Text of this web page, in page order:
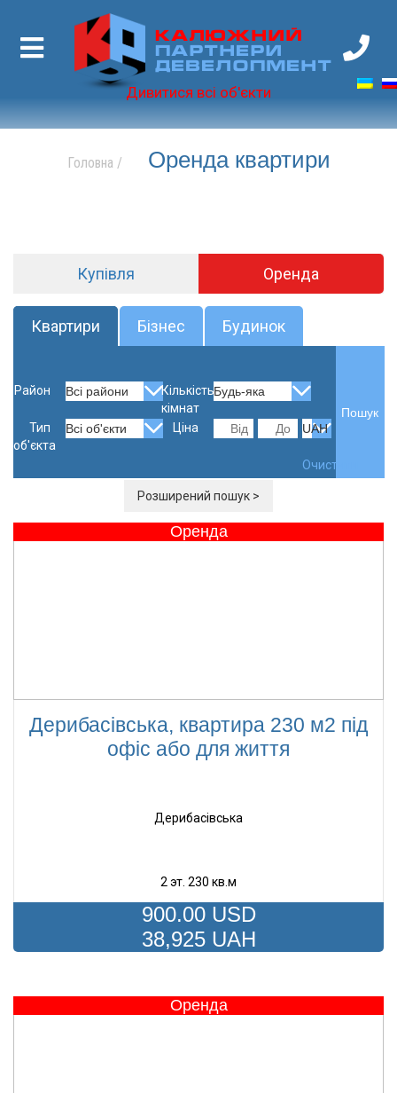
Калюжний
Партнери
Девелопмент
Дивитися всі об'єкти
Головна / Оренда квартири
Купівля Оренда
Квартири Бізнес Будинок
Район
Кількість
кімнат
Тип
об'єкта
Ціна
Очистити
Розширений пошук >
Оренда
Дерибасівська, квартира 230 м2 під
офіс або для життя
Дерибасівська
2 эт. 230 кв.м
900.00 USD
38,925 UAH
Оренда